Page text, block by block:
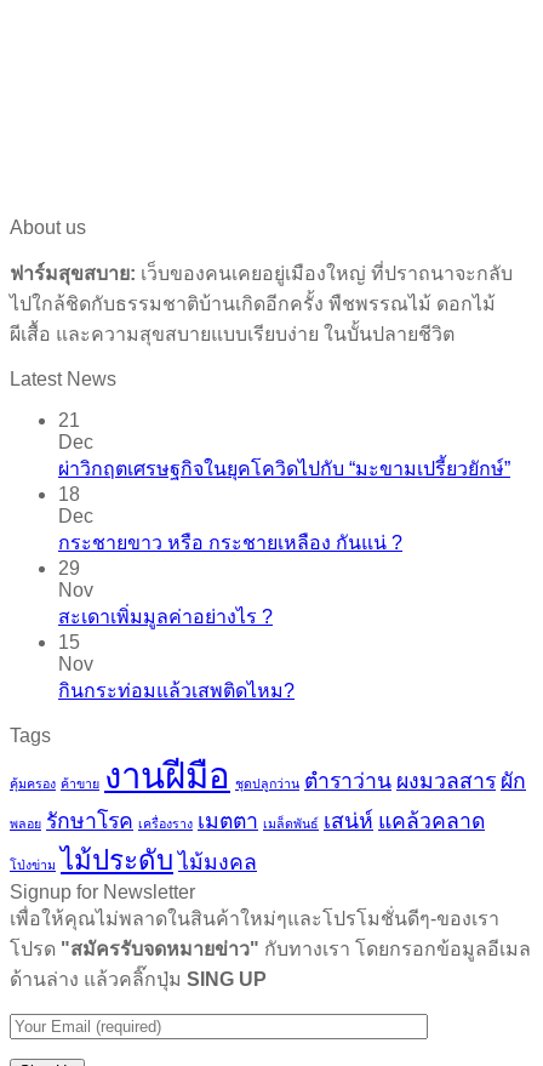
About us
ฟาร์มสุขสบาย: เว็บของคนเคยอยู่เมืองใหญ่ ที่ปราถนาจะกลับ
ไปใกล้ชิดกับธรรมชาติบ้านเกิดอีกครั้ง พืชพรรณไม้ ดอกไม้
ผีเสื้อ และความสุขสบายแบบเรียบง่าย ในบั้นปลายชีวิต
Latest News
21
Dec
ผ่าวิกฤตเศรษฐกิจในยุคโควิดไปกับ “มะขามเปรี้ยวยักษ์”
18
Dec
กระชายขาว​ หรือ​ กระชายเหลือง กันแน่ ?
29
Nov
สะเดาเพิ่มมูลค่าอย่างไร ?
15
Nov
กินกระท่อมแล้วเสพติดไหม?
Tags
คุ้มครอง ค้าขาย งานฝีมือ ชุดปลูกว่าน ตำราว่าน ผงมวลสาร ผัก
พลอย รักษาโรค เครื่องราง เมตตา เมล็ดพันธ์ เสน่ห์ แคล้วคลาด
โป่งข่าม ไม้ประดับ ไม้มงคล
Signup for Newsletter
เพื่อให้คุณไม่พลาดในสินค้าใหม่ๆและโปรโมชั่นดีๆ-ของเรา
โปรด "สมัครรับจดหมายข่าว" กับทางเรา โดยกรอกข้อมูลอีเมล
ด้านล่าง แล้วคลิ๊กปุ่ม SING UP